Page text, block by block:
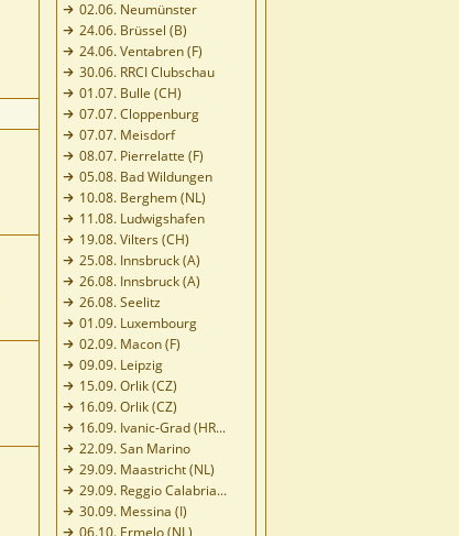
02.06. Neumünster
24.06. Brüssel (B)
24.06. Ventabren (F)
30.06. RRCI Clubschau
01.07. Bulle (CH)
07.07. Cloppenburg
07.07. Meisdorf
08.07. Pierrelatte (F)
05.08. Bad Wildungen
10.08. Berghem (NL)
11.08. Ludwigshafen
19.08. Vilters (CH)
25.08. Innsbruck (A)
26.08. Innsbruck (A)
26.08. Seelitz
01.09. Luxembourg
02.09. Macon (F)
09.09. Leipzig
15.09. Orlik (CZ)
16.09. Orlik (CZ)
16.09. Ivanic-Grad (HR...
22.09. San Marino
29.09. Maastricht (NL)
29.09. Reggio Calabria...
30.09. Messina (I)
06.10. Ermelo (NL)